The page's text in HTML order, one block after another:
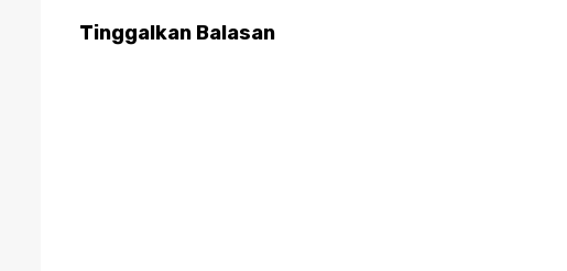
Tinggalkan Balasan